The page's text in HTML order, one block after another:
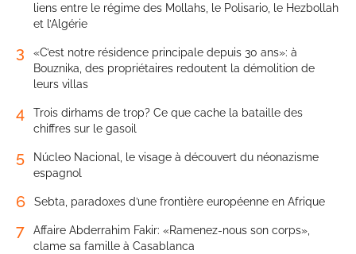
liens entre le régime des Mollahs, le Polisario, le Hezbollah
et l’Algérie
3
«C’est notre résidence principale depuis 30 ans»: à
Bouznika, des propriétaires redoutent la démolition de
leurs villas
4
Trois dirhams de trop? Ce que cache la bataille des
chiffres sur le gasoil
5
Núcleo Nacional, le visage à découvert du néonazisme
espagnol
6 Sebta, paradoxes d’une frontière européenne en Afrique
7
Affaire Abderrahim Fakir: «Ramenez-nous son corps»,
clame sa famille à Casablanca